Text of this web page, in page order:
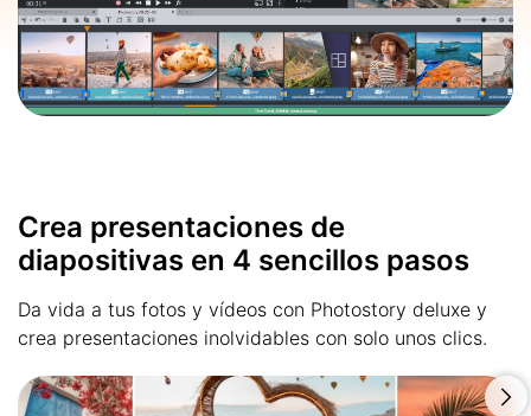
Crea presentaciones de
diapositivas en 4 sencillos pasos
Da vida a tus fotos y vídeos con Photostory deluxe y
crea presentaciones inolvidables con solo unos clics.